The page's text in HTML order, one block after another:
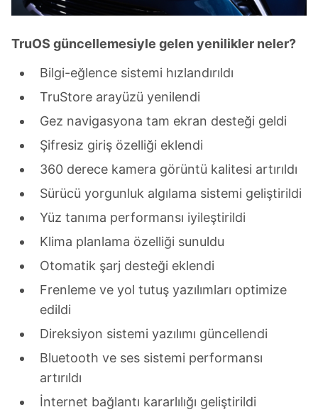
TruOS güncellemesiyle gelen yenilikler neler?
Bilgi-eğlence sistemi hızlandırıldı
TruStore arayüzü yenilendi
Gez navigasyona tam ekran desteği geldi
Şifresiz giriş özelliği eklendi
360 derece kamera görüntü kalitesi artırıldı
Sürücü yorgunluk algılama sistemi geliştirildi
Yüz tanıma performansı iyileştirildi
Klima planlama özelliği sunuldu
Otomatik şarj desteği eklendi
Frenleme ve yol tutuş yazılımları optimize
edildi
Direksiyon sistemi yazılımı güncellendi
Bluetooth ve ses sistemi performansı
artırıldı
İnternet bağlantı kararlılığı geliştirildi